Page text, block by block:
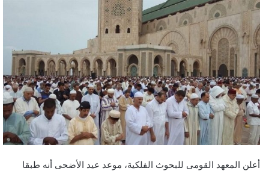
أعلن المعهد القومى للبحوث الفلكية، موعد عيد الأضحى أنه طبقا